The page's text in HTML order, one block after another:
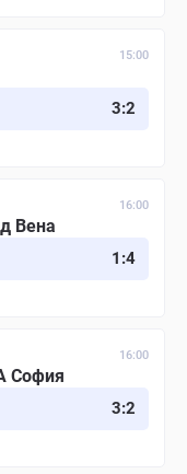
15:00
3:2
16:00
Вена
1 :4
16:00
София
3:2